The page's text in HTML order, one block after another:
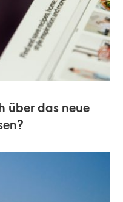
über das neue